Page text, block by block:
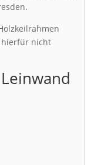
hierfür nicht